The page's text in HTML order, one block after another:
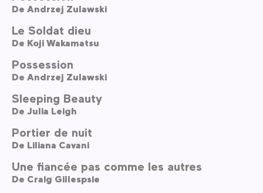
De Andrzej Zulawski
Le Soldat dieu
De Koji Wakamatsu
Possession
De Andrzej Zulawski
Sleeping Beauty
De Julia Leigh
Portier de nuit
De Liliana Cavani
Une fiancée pas comme les autres
De Craig Gillespsie